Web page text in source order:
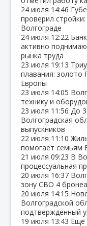
24 июля 14:46
проверил
Волгограде
24 июля 12:22
активно
рынка труда
23 июля 19:13
плавания: золото
Европы
23 июля 14:05
технику и
23 июля 11:56 До
Волгоградская
выпускников
22 июля 11:10
помогает семьям
21 июля 09:23 В
процессуальная
20 июля 16:37
зону СВО 4
20 июля 14:15
Волгоградской
подтверждённый
19 июля 13:43 Ещё